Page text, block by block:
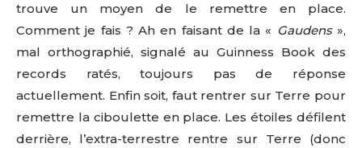
trouve un moyen de le remettre en place.
Comment je fais ? Ah en faisant de la « Gaudens»,
mal orthographié, signalé au Guinness Book des
records ratés, toujours pas de réponse
actuellement. Enfin soit, faut rentrer sur Terre pour
remettre la ciboulette en place. Les étoiles défilent
derrière, l’extra-terrestre rentre sur Terre (donc